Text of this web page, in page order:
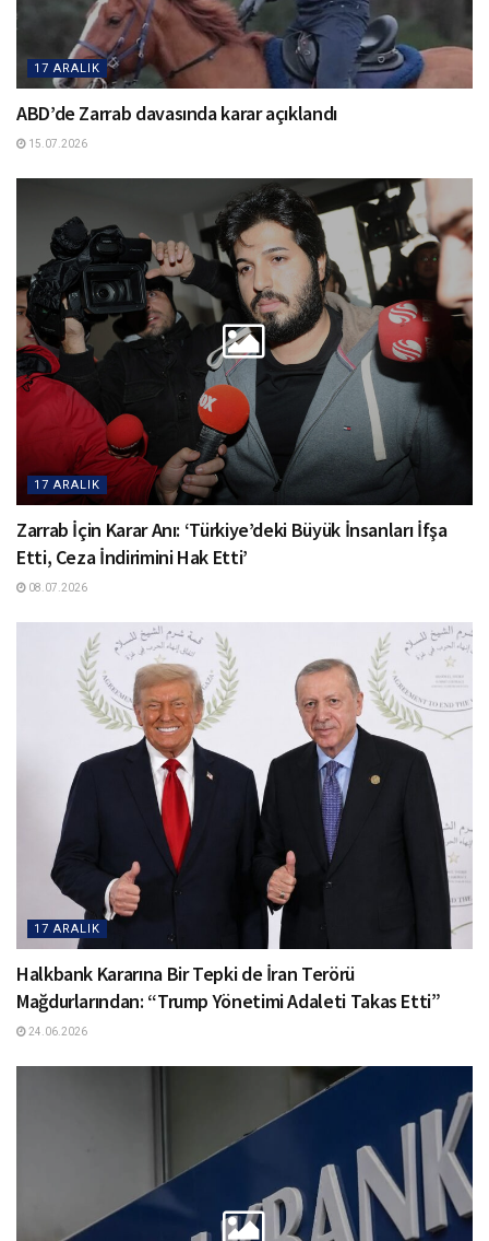
17 ARALIK
ABD’de Zarrab davasında karar açıklandı
15.07.2026
17 ARALIK
Zarrab İçin Karar Anı: ‘Türkiye’deki Büyük İnsanları İfşa
Etti, Ceza İndirimini Hak Etti’
08.07.2026
17 ARALIK
Halkbank Kararına Bir Tepki de İran Terörü
Mağdurlarından: “Trump Yönetimi Adaleti Takas Etti”
24.06.2026